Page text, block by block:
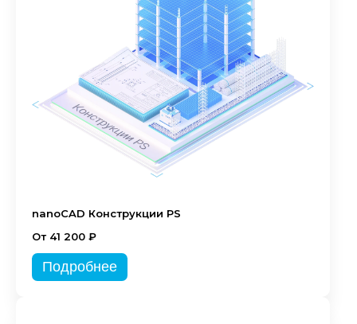
nanoCAD Конструкции PS
От 41 200 ₽
Подробнее